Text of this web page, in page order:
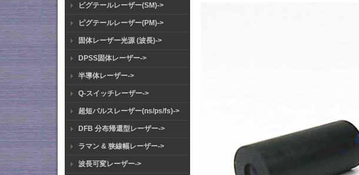
ピグテールレーザー(SM)->
ピグテールレーザー(PM)->
固体レーザー光源 (波長)->
DPSS固体レーザー->
半導体レーザー->
Q-スイッチレーザー->
超短パルスレーザー(ns/ps/fs)->
DFB 分布帰還型レーザー->
ラマン & 狭線幅レーザー->
波長可変レーザー->